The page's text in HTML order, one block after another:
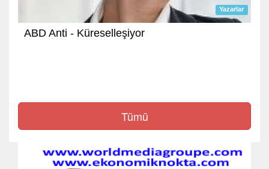
Yazarlar
ABD Anti - Küreselleşiyor
Tümü